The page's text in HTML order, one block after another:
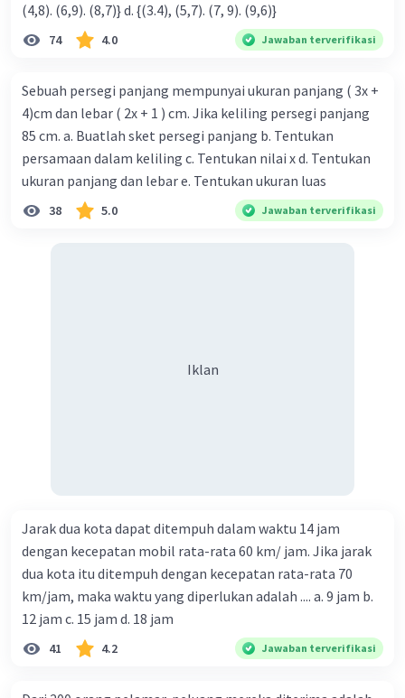
Jadi Jawabnya adalah panjang 15 m, lebar 10 m, luas
Beri Rating·0.0( 0) Balas
(4,8). (6,9). (8,7)} d. {(3.4), (5,7). (7, 9). (9,6)}
74 4.0 Jawaban terverifikasi
Sebuah persegi panjang mempunyai ukuran panjang ( 3x +
4)cm dan lebar ( 2x + 1 ) cm. Jika keliling persegi panjang
85 cm. a. Buatlah sket persegi panjang b. Tentukan
persamaan dalam keliling c. Tentukan nilai x d. Tentukan
ukuran panjang dan lebar e. Tentukan ukuran luas
38 5.0 Jawaban terverifikasi
Iklan
Jarak dua kota dapat ditempuh dalam waktu 14 jam
dengan kecepatan mobil rata-rata 60 km/ jam. Jika jarak
dua kota itu ditempuh dengan kecepatan rata-rata 70
km/jam, maka waktu yang diperlukan adalah .... a. 9 jam b.
12 jam c. 15 jam d. 18 jam
41 4.2 Jawaban terverifikasi